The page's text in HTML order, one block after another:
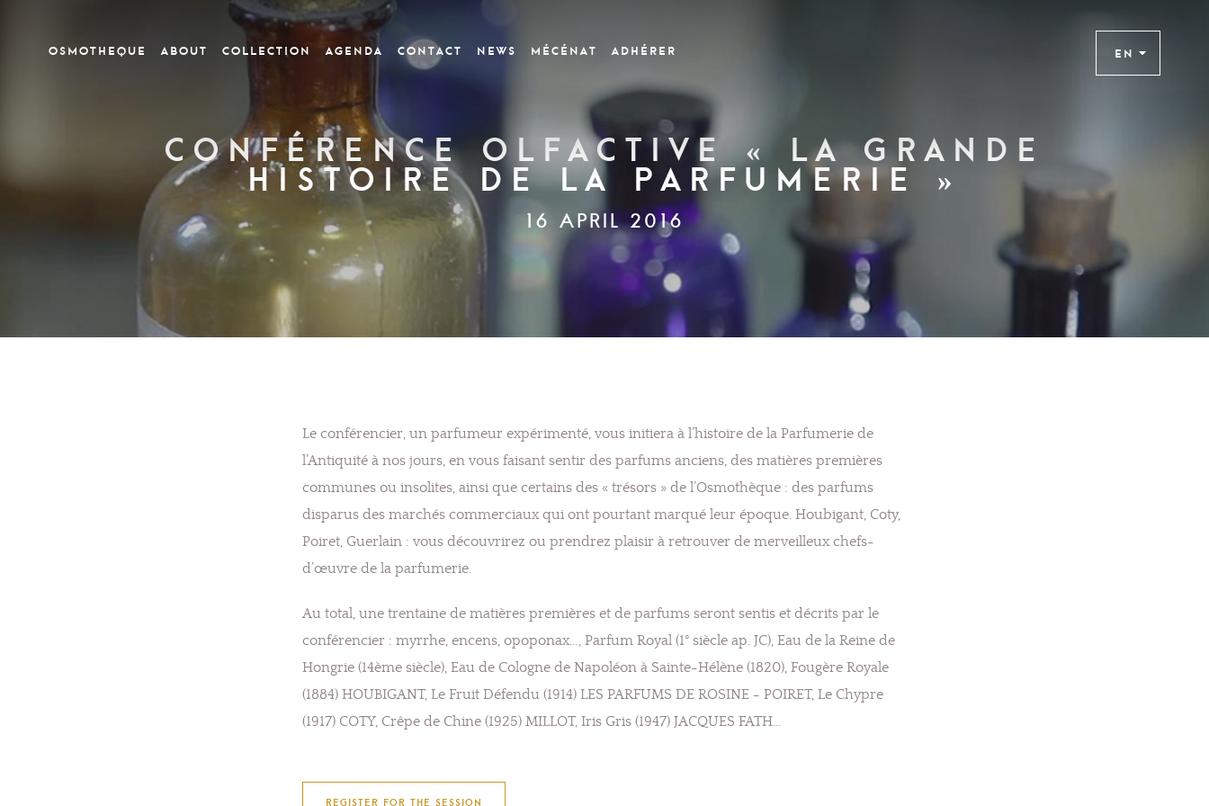
OSMOTHEQUE ABOUT COLLECTION Agenda CONTACT News Mécénat Adhérer EN
Conférence olfactive « La grande
histoire de la parfumerie »
16 APRIL 2016
Le conférencier, un parfumeur expérimenté, vous initiera à l’histoire de la Parfumerie de
l’Antiquité à nos jours, en vous faisant sentir des parfums anciens, des matières premières
communes ou insolites, ainsi que certains des « trésors » de l’Osmothèque : des parfums
disparus des marchés commerciaux qui ont pourtant marqué leur époque. Houbigant, Coty,
Poiret, Guerlain : vous découvrirez ou prendrez plaisir à retrouver de merveilleux chefs-
d’œuvre de la parfumerie.
Au total, une trentaine de matières premières et de parfums seront sentis et décrits par le
conférencier : myrrhe, encens, opoponax…, Parfum Royal (1° siècle ap. JC), Eau de la Reine de
Hongrie (14ème siècle), Eau de Cologne de Napoléon à Sainte-Hélène (1820), Fougère Royale
(1884) HOUBIGANT, Le Fruit Défendu (1914) LES PARFUMS DE ROSINE - POIRET, Le Chypre
(1917) COTY, Crêpe de Chine (1925) MILLOT, Iris Gris (1947) JACQUES FATH…
REGISTER FOR THE SESSION